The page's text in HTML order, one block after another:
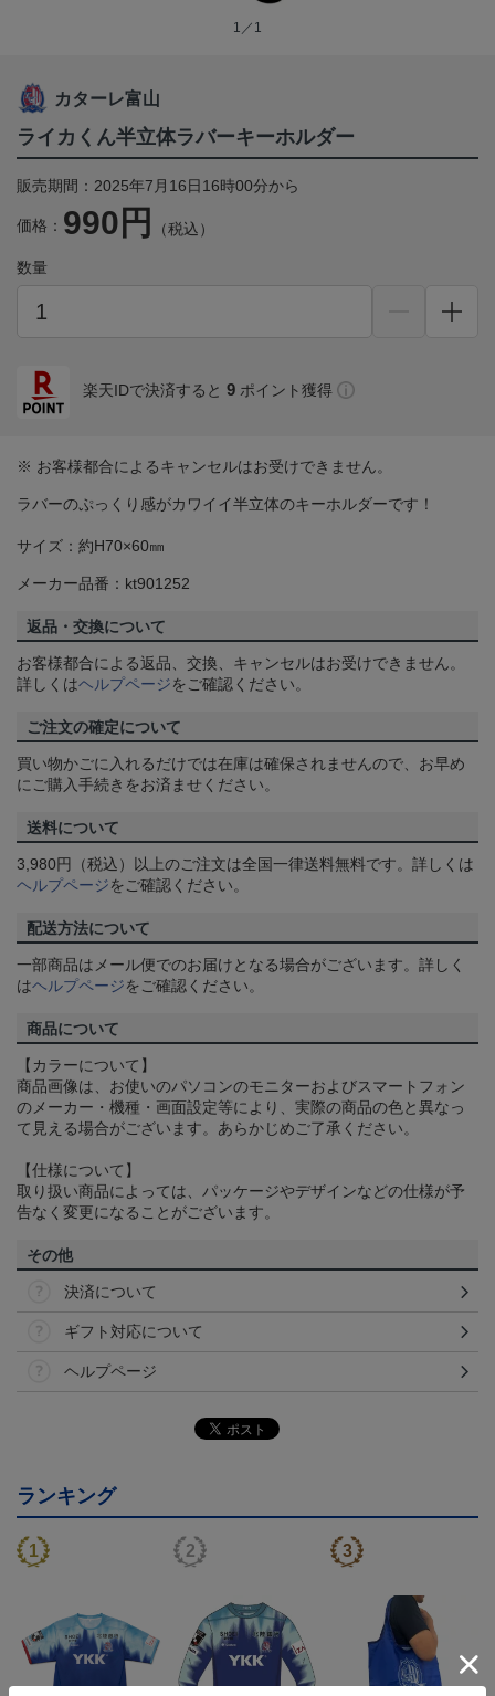
1／1
カターレ富山
ライカくん半立体ラバーキーホルダー
販売期間：2025年7月16日16時00分から
価格： 990円 （税込）
数量
楽天IDで決済すると 9 ポイント獲得
※ お客様都合によるキャンセルはお受けできません。
ラバーのぷっくり感がカワイイ半立体のキーホルダーです！
サイズ：約H70×60㎜
メーカー品番：kt901252
返品・交換について
お客様都合による返品、交換、キャンセルはお受けできません。
詳しくはヘルプページをご確認ください。
ご注文の確定について
買い物かごに入れるだけでは在庫は確保されませんので、お早め
にご購入手続きをお済ませください。
送料について
3,980円（税込）以上のご注文は全国一律送料無料です。詳しくは
ヘルプページをご確認ください。
配送方法について
一部商品はメール便でのお届けとなる場合がございます。詳しく
はヘルプページをご確認ください。
商品について
【カラーについて】
商品画像は、お使いのパソコンのモニターおよびスマートフォン
のメーカー・機種・画面設定等により、実際の商品の色と異なっ
て見える場合がございます。あらかじめご了承ください。
【仕様について】
取り扱い商品によっては、パッケージやデザインなどの仕様が予
告なく変更になることがございます。
その他
決済について
ギフト対応について
ヘルプページ
ランキング